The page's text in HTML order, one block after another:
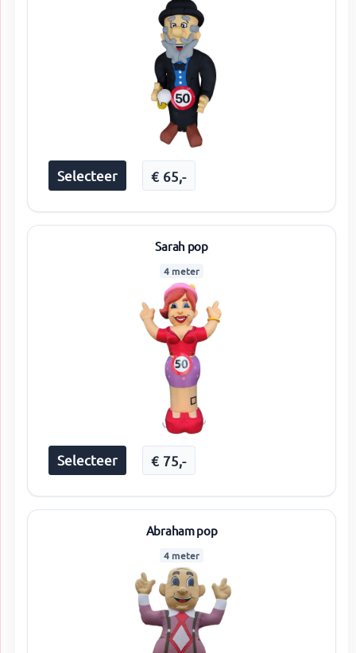
Selecteer € 65,-
Sarah pop
4 meter
Selecteer € 75,-
Abraham pop
4 meter